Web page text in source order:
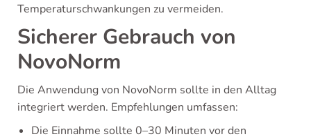
Temperaturschwankungen zu vermeiden.
Sicherer Gebrauch von
NovoNorm
Die Anwendung von NovoNorm sollte in den Alltag
integriert werden. Empfehlungen umfassen:
Die Einnahme sollte 0–30 Minuten vor den